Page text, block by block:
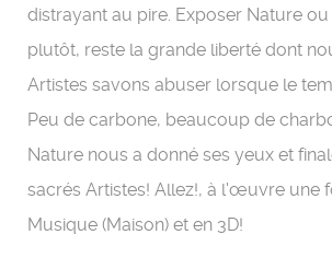
distrayant au pire. Exposer Nature
plutôt, reste la grande liberté dont
Artistes savons abuser lorsque le
Peu de carbone, beaucoup de
Nature nous a donné ses yeux et
sacrés Artistes! Allez!, à l'œuvre une
Musique (Maison) et en 3D!